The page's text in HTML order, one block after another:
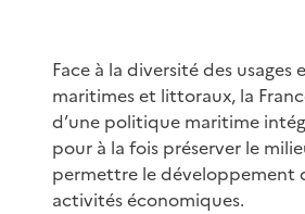
Face à la diversité des usages
maritimes et littoraux, la
d’une politique maritime
pour à la fois préserver le
permettre le développement
activités économiques.